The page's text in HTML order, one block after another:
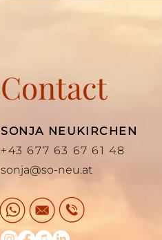
Contact
SONJA NEUKIRCHEN
+43 677 63 67 61 48
sonja@so-neu.at